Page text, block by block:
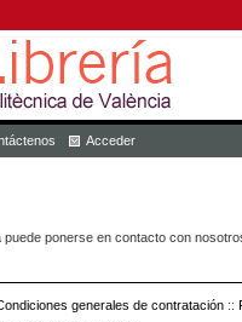
Acceder
puede ponerse en contacto con
generales de contratación ::